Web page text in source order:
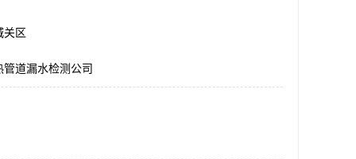
关区
道漏水检测公司